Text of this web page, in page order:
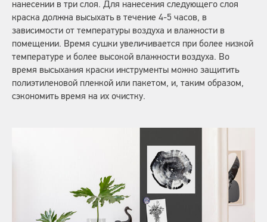
нанесении в три слоя. Для нанесения следующего слоя
краска должна высыхать в течение 4-5 часов, в
зависимости от температуры воздуха и влажности в
помещении. Время сушки увеличивается при более низкой
температуре и более высокой влажности воздуха. Во
время высыхания краски инструменты можно защитить
полиэтиленовой пленкой или пакетом, и, таким образом,
сэкономить время на их очистку.